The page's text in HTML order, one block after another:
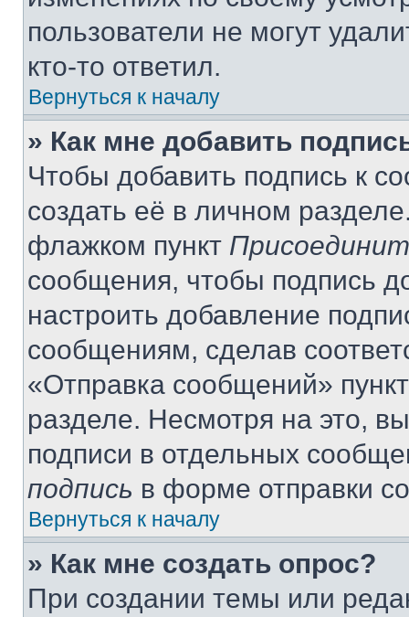
пользователи не могут
кто-то ответил.
Вернуться к началу
» Как мне добавить
Чтобы добавить подпись к
создать её в личном
флажком пункт
сообщения, чтобы подпись
настроить добавление
сообщениям, сделав
«Отправка сообщений»
разделе. Несмотря на это,
подписи в отдельных
подпись в форме отправки
Вернуться к началу
» Как мне создать опрос?
При создании темы или